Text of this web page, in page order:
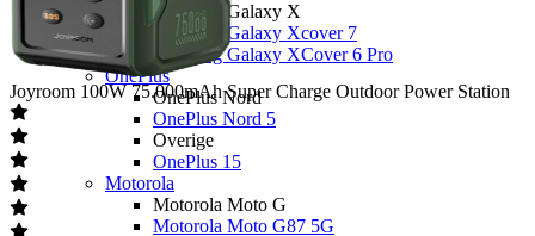
Samsung Galaxy X
Samsung Galaxy Xcover 7
Samsung Galaxy XCover 6 Pro
OnePlus
OnePlus Nord
OnePlus Nord 5
Overige
OnePlus 15
Motorola
Motorola Moto G
Motorola Moto G87 5G
Joyroom 100W 75.000mAh Super Charge Outdoor Power Station